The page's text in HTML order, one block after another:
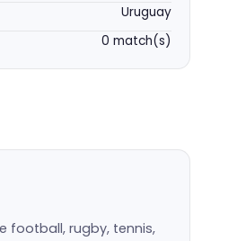
Uruguay
0 match(s)
football, rugby, tennis,